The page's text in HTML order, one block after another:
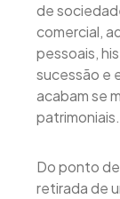
de
comercial,
pessoais,
sucessão e
acabam se
patrimoniais.
Do ponto
retirada de